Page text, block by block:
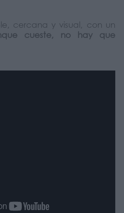
cercana y visual, con un
cueste, no hay que